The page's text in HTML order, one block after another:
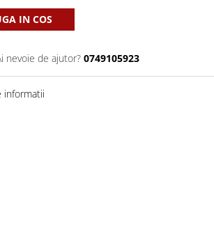
IN COS
nevoie de ajutor? 0749105923
informatii